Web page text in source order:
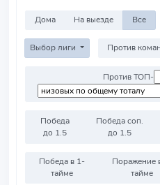
Дома На выезде Все
Выбор лиги
Против ТОП-
Победа
до 1.5
Победа соп.
до 1.5
Победа в 1-
тайме
Поражение
тайме